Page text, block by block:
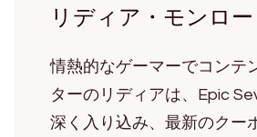
リディア・モンロー
情熱的なゲーマーでコンテ
ターのリディアは、Epic
深く入り込み、最新のクー